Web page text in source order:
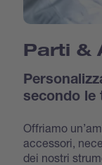
Parti &
secondo le
Offriamo
accessori,
dei nostri